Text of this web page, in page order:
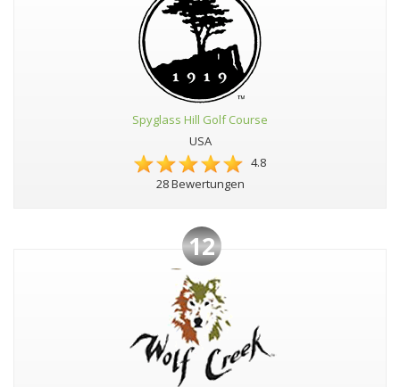
Spyglass Hill Golf Course
USA
4.8
28 Bewertungen
12